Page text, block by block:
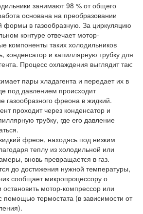
занимают 98 % от общего
основана на преобразовании
формы в газообразную. За циркуляцию
контуре отвечает мотор-
компоненты таких холодильников
конденсатор и капиллярную трубку для
Процесс охлаждения выглядит так:
пары хладагента и передает их в
под давлением происходит
газообразного фреона в жидкий.
проходит через конденсатор и
трубку, где его давление
фреон, находясь под низким
теплу из холодильной или
вновь превращается в газ.
до достижения нужной температуры,
сообщает микропроцессору о
остановить мотор-компрессор или
помощью термостата (в зависимости от